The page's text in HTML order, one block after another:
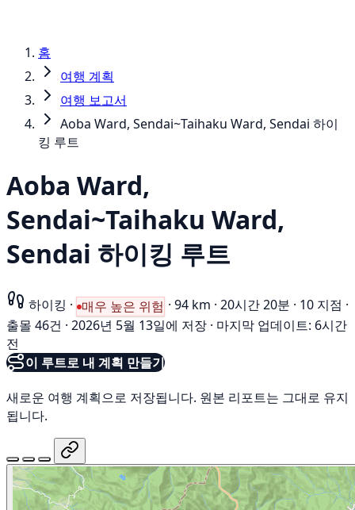
홈
여행 계획
여행 보고서
Aoba Ward, Sendai~Taihaku Ward, Sendai 하이
킹 루트
Aoba Ward,
Sendai~Taihaku Ward,
Sendai 하이킹 루트
하이킹 · 매우 높은 위험 · 94 km · 20시간 20분 · 10 지점 ·
출몰 46건 · 2026년 5월 13일에 저장 · 마지막 업데이트: 6시간
전
이 루트로 내 계획 만들기
새로운 여행 계획으로 저장됩니다. 원본 리포트는 그대로 유지
됩니다.